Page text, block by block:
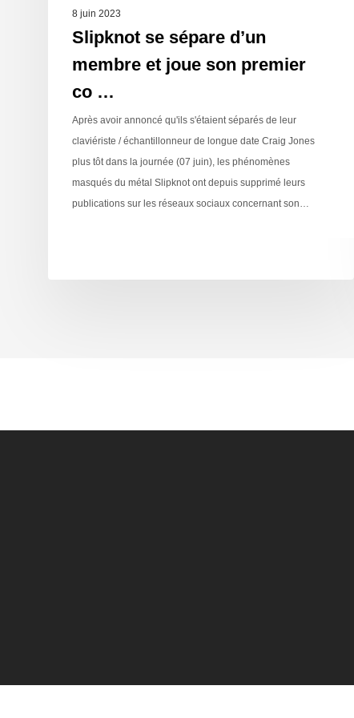
8 juin 2023
Slipknot se sépare d’un
membre et joue son premier
co …
Après avoir annoncé qu'ils s'étaient séparés de leur
claviériste / échantillonneur de longue date Craig Jones
plus tôt dans la journée (07 juin), les phénomènes
masqués du métal Slipknot ont depuis supprimé leurs
publications sur les réseaux sociaux concernant son…